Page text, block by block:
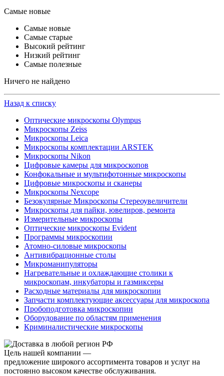
Самые новые
Самые новые
Самые старые
Высокий рейтинг
Низкий рейтинг
Самые полезные
Ничего не найдено
Назад к списку
Оптические микроскопы Olympus
Микроскопы Zeiss
Микроскопы Leica
Микроскопы комплектации ARSTEK
Микроскопы Nikon
Цифровые камеры для микроскопов
Конфокальные и мультифотонные микроскопы
Цифровые микроскопы и сканеры
Микроскопы Nexcope
Безокулярные Микроскопы Стереоувеличители
Микроскопы для пайки, ювелиров, ремонта
Измерительные микроскопы
Оптические микроскопы Evident
Программы микроскопии
Атомно-силовые микроскопы
Антивибрационные столы
Микроманипуляторы
Нагревательные и охлаждающие столики к
микроскопам, инкубаторы и газмиксеры
Расходные материалы для микроскопии
Запчасти комплектующие аксессуары для микроскопа
Пробоподготовка микроскопии
Оборудование по областям применения
Криминалистические микроскопы
Цель нашей компании —
предложение широкого ассортимента товаров и услуг на
постоянно высоком качестве обслуживания.